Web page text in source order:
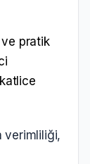
pratik
verimliliği,